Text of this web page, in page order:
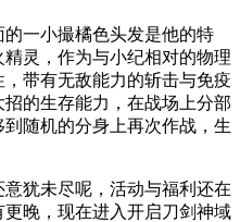
一小撮橘色头发是他的特
灵，作为与小纪相对的物理
带有无敌能力的斩击与免疫
的生存能力，在战场上分部
随机的分身上再次作战，生
犹未尽呢，活动与福利还在
晚，现在进入开启刀剑神域